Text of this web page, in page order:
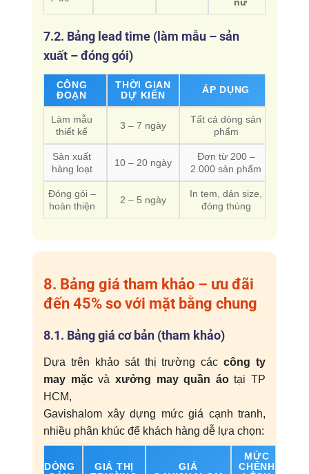
7.2. Bảng lead time (làm mẫu – sản
xuất – đóng gói)
CÔNG
ĐOẠN
THỜI GIAN
DỰ KIẾN
ÁP DỤNG
Làm mẫu
thiết kế
3 – 7 ngày
Tất cả dòng sản
phẩm
Sản xuất
hàng loạt
10 – 20 ngày
Đơn từ 200 –
2.000 sản phẩm
Đóng gói –
hoàn thiện
2 – 5 ngày
In tem, dán size,
đóng thùng
8. Bảng giá tham khảo – ưu đãi
đến 45% so với mặt bằng chung
8.1. Bảng giá cơ bản (tham khảo)
Dựa trên khảo sát thị trường cáccông ty
may mặcvà xưởng may quần áotại TP
HCM,
Gavishalom xây dựng mức giá cạnh tranh,
nhiều phân khúc để khách hàng dễ lựa chọn:
DÒNG
GIÁ THỊ
GIÁ
MỨC
CHÊNH